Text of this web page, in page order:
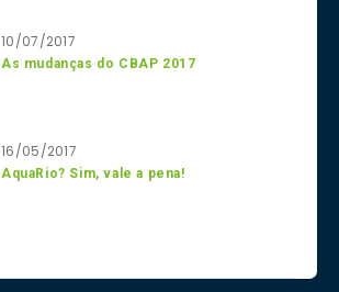
10/07/2017
As mudanças do CBAP 2017
16/05/2017
AquaRio? Sim, vale a pena!